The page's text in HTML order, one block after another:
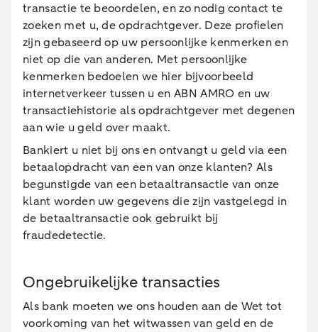
transactie te beoordelen, en zo nodig contact te
zoeken met u, de opdrachtgever. Deze profielen
zijn gebaseerd op uw persoonlijke kenmerken en
niet op die van anderen. Met persoonlijke
kenmerken bedoelen we hier bijvoorbeeld
internetverkeer tussen u en ABN AMRO en uw
transactiehistorie als opdrachtgever met degenen
aan wie u geld over maakt.
Bankiert u niet bij ons en ontvangt u geld via een
betaalopdracht van een van onze klanten? Als
begunstigde van een betaaltransactie van onze
klant worden uw gegevens die zijn vastgelegd in
de betaaltransactie ook gebruikt bij
fraudedetectie.
Ongebruikelijke transacties
Als bank moeten we ons houden aan de Wet tot
voorkoming van het witwassen van geld en de